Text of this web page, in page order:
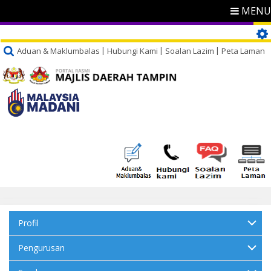
MENU
Aduan & Maklumbalas Hubungi Kami Soalan Lazim Peta Laman
Profil
Pengurusan